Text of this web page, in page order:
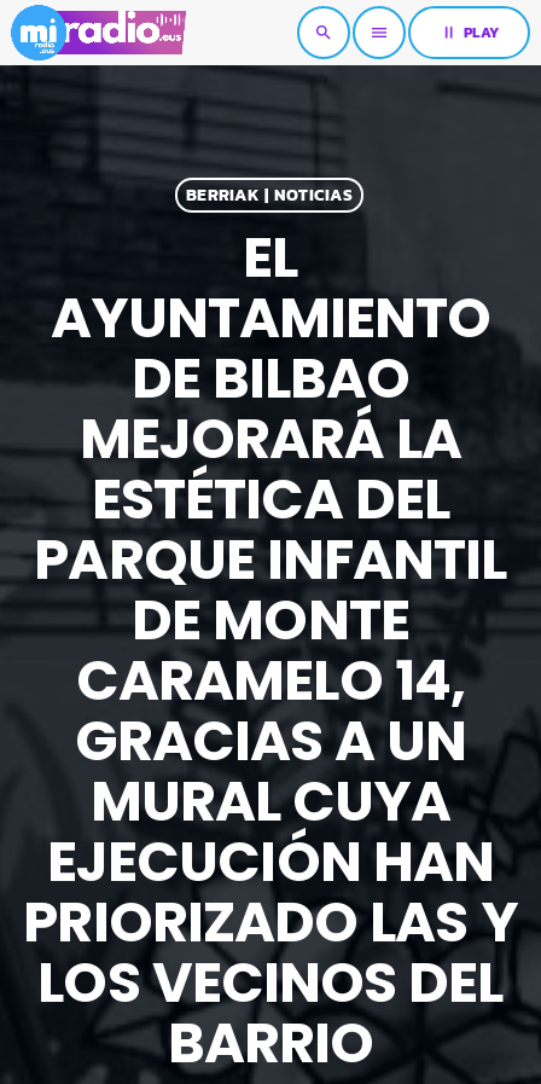
search menu pause PLAY
BERRIAK | NOTICIAS
EL
AYUNTAMIENTO
DE BILBAO
MEJORARÁ LA
ESTÉTICA DEL
PARQUE INFANTIL
DE MONTE
CARAMELO 14,
GRACIAS A UN
MURAL CUYA
EJECUCIÓN HAN
PRIORIZADO LAS Y
LOS VECINOS DEL
BARRIO